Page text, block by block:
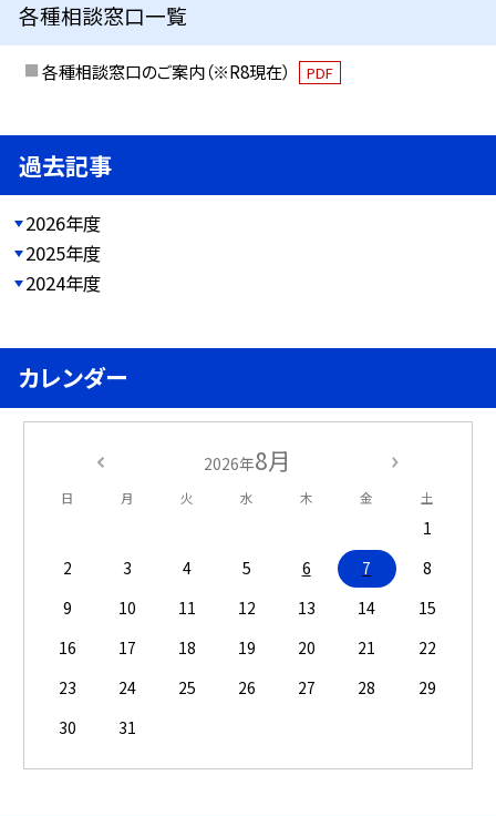
各種相談窓口一覧
各種相談窓口のご案内（※R8現在） PDF
過去記事
2026年度
2025年度
2024年度
カレンダー
2026年8月
日 月 火 水 木 金 土
1
2
3 4 5 6 7
8
9
10 11 12 13 14
15
16
17 18 19 20 21
22
23
24 25 26 27 28
29
30
31